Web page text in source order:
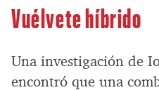
Vuélvete híbrido
Una investigación de
encontró que una